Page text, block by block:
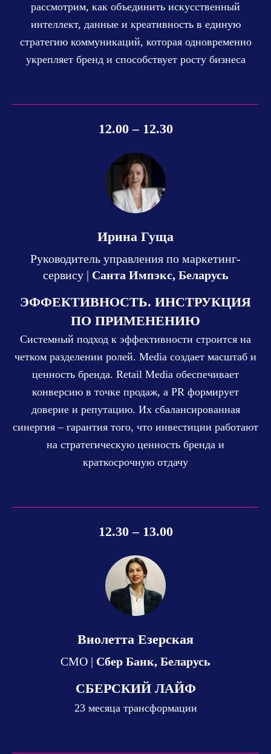
рассмотрим, как объединить искусственный
интеллект, данные и креативность в единую
стратегию коммуникаций, которая одновременно
укрепляет бренд и способствует росту бизнеса
12.00 – 12.30
Ирина Гуща
Руководитель управления по маркетинг-
сервису | Санта Импэкс, Беларусь
ЭФФЕКТИВНОСТЬ. ИНСТРУКЦИЯ
ПО ПРИМЕНЕНИЮ
Системный подход к эффективности строится на
четком разделении ролей. Media создает масштаб и
ценность бренда. Retail Media обеспечивает
конверсию в точке продаж, а PR формирует
доверие и репутацию. Их сбалансированная
синергия – гарантия того, что инвестиции работают
на стратегическую ценность бренда и
краткосрочную отдачу
12.30 – 13.00
Виолетта Езерская
СМО | Сбер Банк, Беларусь
СБЕРСКИЙ ЛАЙФ
23 месяца трансформации